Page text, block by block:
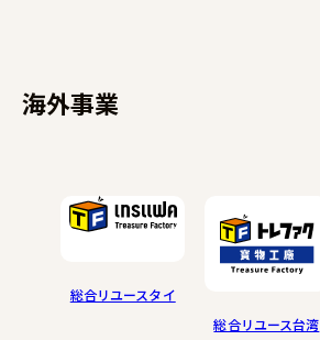
海外事業
総合リユースタイ
総合リユース台湾